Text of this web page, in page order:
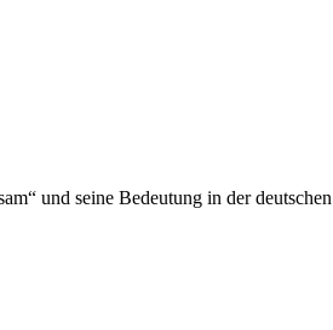
und seine Bedeutung in der